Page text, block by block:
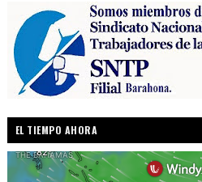
EL TIEMPO AHORA